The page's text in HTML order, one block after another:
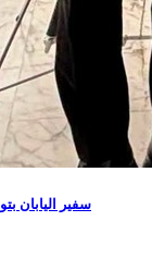
سفير اليابان